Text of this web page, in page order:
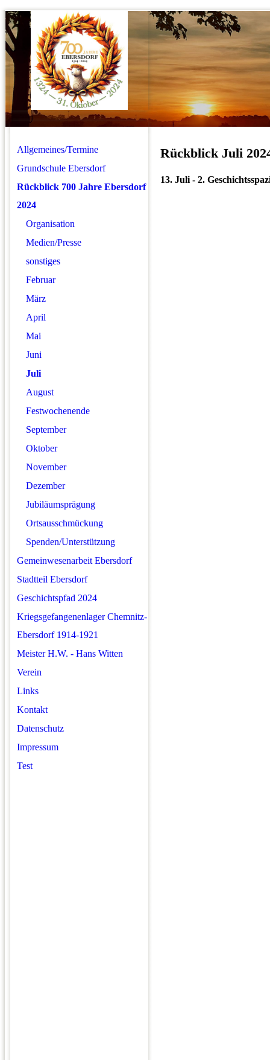
Allgemeines/Termine
Grundschule Ebersdorf
Rückblick 700 Jahre Ebersdorf
2024
Organisation
Medien/Presse
sonstiges
Februar
März
April
Mai
Juni
Juli
August
Festwochenende
September
Oktober
November
Dezember
Jubiläumsprägung
Ortsausschmückung
Spenden/Unterstützung
Gemeinwesenarbeit Ebersdorf
Stadtteil Ebersdorf
Geschichtspfad 2024
Kriegsgefangenenlager Chemnitz-
Ebersdorf 1914-1921
Meister H.W. - Hans Witten
Verein
Links
Kontakt
Datenschutz
Impressum
Test
Rückblick Juli
13. Juli - 2.